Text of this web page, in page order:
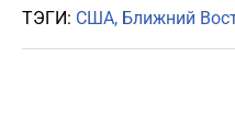
ТЭГИ: США Ближний